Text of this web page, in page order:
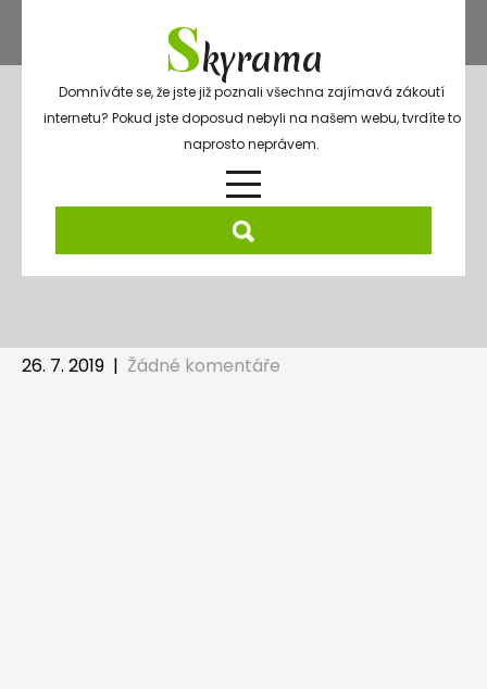
content
Skyrama
Domníváte se, že jste již poznali všechna zajímavá zákoutí
internetu? Pokud jste doposud nebyli na našem webu, tvrdíte to
naprosto neprávem.
Vypínače, které rozzáří vaši
domácnost
26. 7. 2019 | Žádné komentáře